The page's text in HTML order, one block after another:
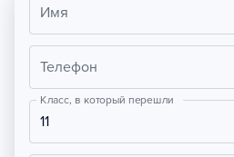
Имя
Телефон
Класс, в который перешли
11